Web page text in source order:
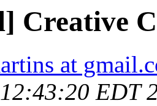
Creative
at
EDT